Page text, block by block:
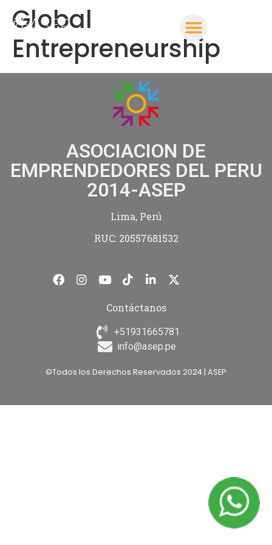
Global
Entrepreneurship
ASOCIACION DE
EMPRENDEDORES DEL PERU
2014-ASEP
Lima, Perú
RUC: 20557681532
Contáctanos
+51931665781
info@asep.pe
©Todos los Derechos Reservados 2024 | ASEP